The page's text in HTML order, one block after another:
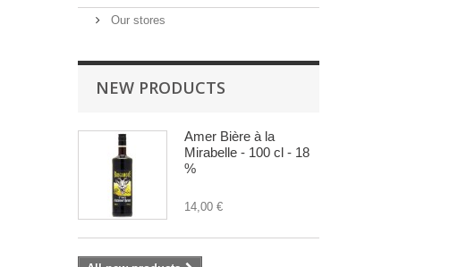
Our stores
NEW PRODUCTS
Amer Bière à la
Mirabelle - 100 cl - 18
%
14,00 €